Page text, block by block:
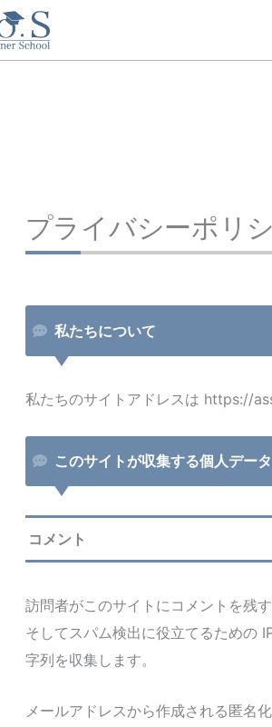
プライバシーポリ
私たちについて
私たちのサイトアドレスは https://
このサイトが収集する個人デー
コメント
訪問者がこのサイトにコメントを残
そしてスパム検出に役立てるための
字列を収集します。
メールアドレスから作成される匿名